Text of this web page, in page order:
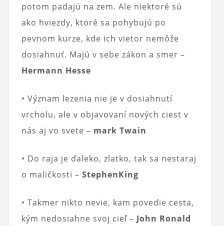
potom padajú na zem. Ale niektoré sú
ako hviezdy, ktoré sa pohybujú po
pevnom kurze, kde ich vietor nemôže
dosiahnuť. Majú v sebe zákon a smer –
Hermann Hesse
• Význam lezenia nie je v dosiahnutí
vrcholu, ale v objavovaní nových ciest v
nás aj vo svete – mark Twain
• Do raja je ďaleko, zlatko, tak sa nestaraj
o maličkosti – StephenKing
• Takmer nikto nevie, kam povedie cesta,
kým nedosiahne svoj cieľ – John Ronald